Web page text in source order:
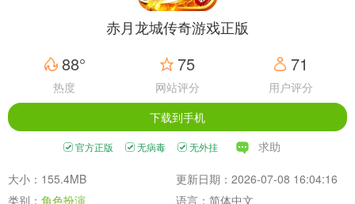
赤月龙城传奇游戏正版
88°
热度
75
网站评分
71
用户评分
下载到手机
官方正版 无病毒 无外挂 求助
大小：155.4MB
更新日期：2026-07-08 16:04:16
类别： 角色扮演 语言：简体中文